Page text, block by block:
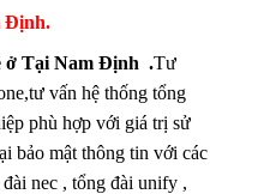
Định.
ở Tại Nam Định .Tư
vấn hệ thống tổng
phù hợp với giá trị sử
bảo mật thông tin với các
nec , tổng đài unify ,